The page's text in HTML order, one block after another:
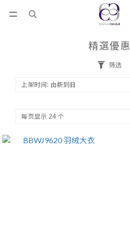
精選優惠
筛选